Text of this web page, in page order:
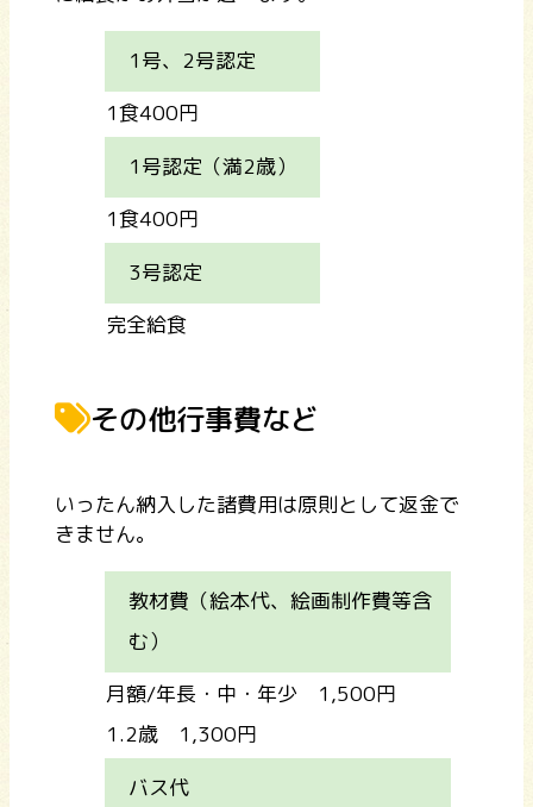
1号、2号認定
1食400円
1号認定（満2歳）
1食400円
3号認定
完全給食
その他行事費など
いったん納入した諸費用は原則として返金で
きません。
教材費（絵本代、絵画制作費等含
む）
月額/年長・中・年少 1,500円
1.2歳 1,300円
バス代